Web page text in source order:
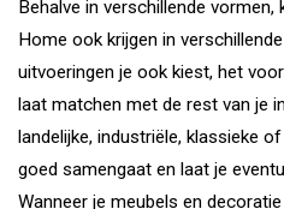
Behalve in verschillende
Home ook krijgen in
uitvoeringen je ook kiest, het
laat matchen met de rest van je
landelijke, industriële, klassieke
goed samengaat en laat je
Wanneer je meubels en